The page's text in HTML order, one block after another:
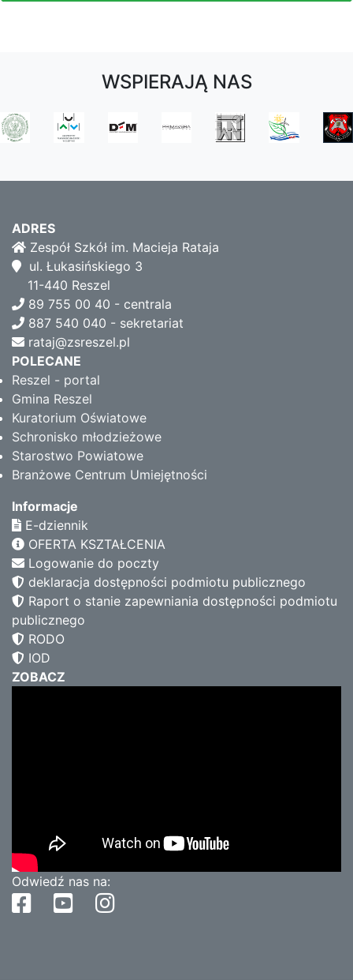
WSPIERAJĄ NAS
ADRES
Zespół Szkół im. Macieja Rataja
ul. Łukasińskiego 3
11-440 Reszel
89 755 00 40 - centrala
887 540 040 - sekretariat
rataj@zsreszel.pl
POLECANE
Reszel - portal
Gmina Reszel
Kuratorium Oświatowe
Schronisko młodzieżowe
Starostwo Powiatowe
Branżowe Centrum Umiejętności
Informacje
E-dziennik
OFERTA KSZTAŁCENIA
Logowanie do poczty
deklaracja dostępności podmiotu publicznego
Raport o stanie zapewniania dostępności podmiotu
publicznego
RODO
IOD
ZOBACZ
Odwiedź nas na: